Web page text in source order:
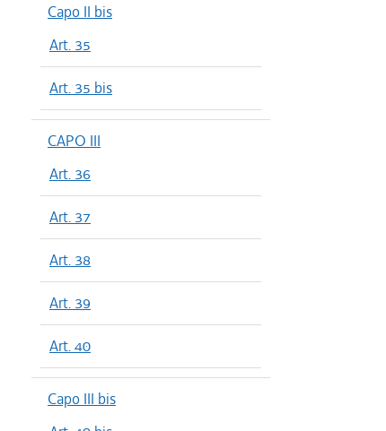
Capo II bis
Art. 35
Art. 35 bis
CAPO III
Art. 36
Art. 37
Art. 38
Art. 39
Art. 40
Capo III bis